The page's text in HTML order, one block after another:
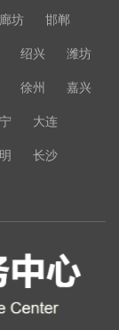
廊坊 邯郸
绍兴 潍坊
徐州 嘉兴
大连
长沙